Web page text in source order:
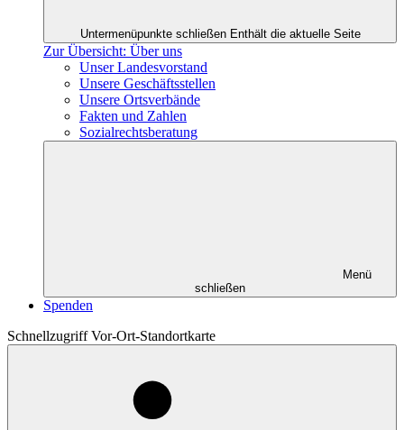
Untermenüpunkte schließen Enthält die aktuelle Seite
Zur Übersicht: Über uns
Unser Landesvorstand
Unsere Geschäftsstellen
Unsere Ortsverbände
Fakten und Zahlen
Sozialrechtsberatung
Menü
schließen
Spenden
Schnellzugriff Vor-Ort-Standortkarte